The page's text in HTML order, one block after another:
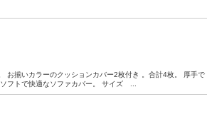
お揃いカラーのクッションカバー2枚付き 。合計4枚。 厚手で
フトで快適なソファカバー。 サイズ ...